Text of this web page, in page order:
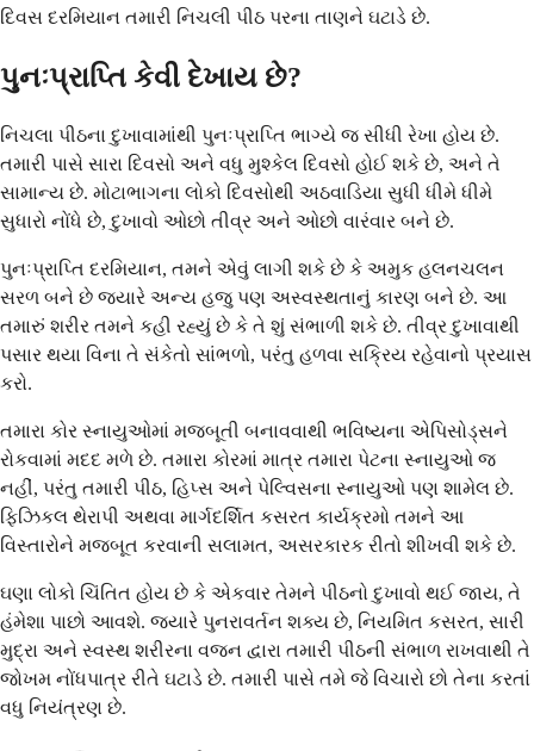
દિવસ દરમિયાન તમારી નિચલી પીઠ પરના તાણને ઘટાડે છે.
પુનઃપ્રાપ્તિ કેવી દેખાય છે?
નિચલા પીઠના દુખાવામાંથી પુનઃપ્રાપ્તિ ભાગ્યે જ સીધી રેખા હોય છે.
તમારી પાસે સારા દિવસો અને વધુ મુશ્કેલ દિવસો હોઈ શકે છે, અને તે
સામાન્ય છે. મોટાભાગના લોકો દિવસોથી અઠવાડિયા સુધી ધીમે ધીમે
સુધારો નોંધે છે, દુખાવો ઓછો તીવ્ર અને ઓછો વારંવાર બને છે.
પુનઃપ્રાપ્તિ દરમિયાન, તમને એવું લાગી શકે છે કે અમુક હલનચલન
સરળ બને છે જ્યારે અન્ય હજુ પણ અસ્વસ્થતાનું કારણ બને છે. આ
તમારું શરીર તમને કહી રહ્યું છે કે તે શું સંભાળી શકે છે. તીવ્ર દુખાવાથી
પસાર થયા વિના તે સંકેતો સાંભળો, પરંતુ હળવા સક્રિય રહેવાનો પ્રયાસ
કરો.
તમારા કોર સ્નાયુઓમાં મજબૂતી બનાવવાથી ભવિષ્યના એપિસોડ્સને
રોકવામાં મદદ મળે છે. તમારા કોરમાં માત્ર તમારા પેટના સ્નાયુઓ જ
નહીં, પરંતુ તમારી પીઠ, હિપ્સ અને પેલ્વિસના સ્નાયુઓ પણ શામેલ છે.
ફિઝિકલ થેરાપી અથવા માર્ગદર્શિત કસરત કાર્યક્રમો તમને આ
વિસ્તારોને મજબૂત કરવાની સલામત, અસરકારક રીતો શીખવી શકે છે.
ઘણા લોકો ચિંતિત હોય છે કે એકવાર તેમને પીઠનો દુખાવો થઈ જાય, તે
હંમેશા પાછો આવશે. જ્યારે પુનરાવર્તન શક્ય છે, નિયમિત કસરત, સારી
મુદ્રા અને સ્વસ્થ શરીરના વજન દ્વારા તમારી પીઠની સંભાળ રાખવાથી તે
જોખમ નોંધપાત્ર રીતે ઘટાડે છે. તમારી પાસે તમે જે વિચારો છો તેના કરતાં
વધુ નિયંત્રણ છે.